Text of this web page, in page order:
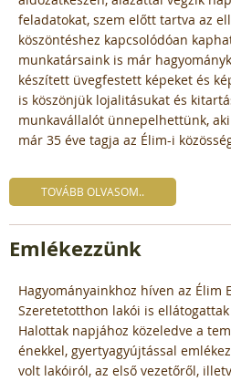
feladatokat, szem előtt tartva az
köszöntéshez kapcsolódóan
munkatársaink is már
készített üvegfestett képeket és
is köszönjük lojalitásukat és
munkavállalót ünnepelhettünk,
már 35 éve tagja az Élim-i
TOVÁBB OLVASOM..
Emlékezzünk
Hagyományainkhoz híven az Élim
Szeretetotthon lakói is
Halottak napjához közeledve a
énekkel, gyertyagyújtással
volt lakóiról, az első vezetőről,